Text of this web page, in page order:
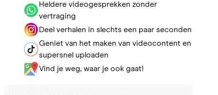
Heldere videogesprekken zonder
vertraging
Deel verhalen in slechts een paar seconden
Geniet van het maken van videocontent en
supersnel uploaden
Vind je weg, waar je ook gaat!